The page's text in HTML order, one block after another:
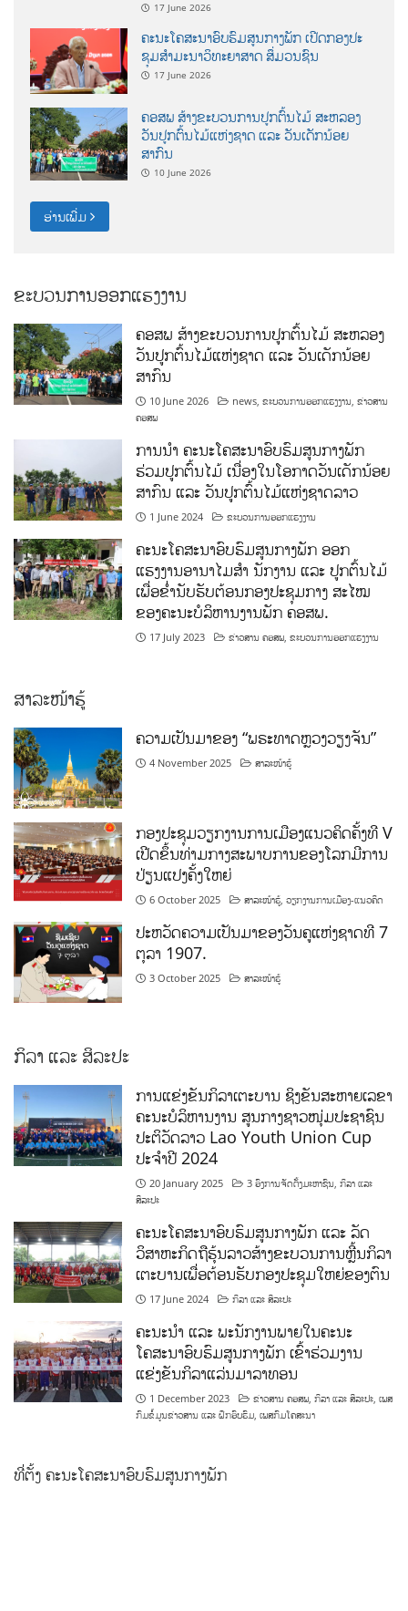
17 June 2026
ຄະນະໂຄສະນາອົບຮົມສູນກາງພັກ ເປີດກອງປະ
ຊຸມສຳມະນາວິທະຍາສາດ ສຶ່ມວນຊົນ
17 June 2026
ຄອສພ ສ້າງຂະບວນການປູກຕົ້ນໄມ້ ສະຫລອງ
ວັນປູກຕົ້ນໄມ້ແຫ່ງຊາດ ແລະ ວັນເດັກນ້ອຍ
ສາກົນ
10 June 2026
ອ່ານເພີ່ມ
ຂະບວນການອອກແຮງງານ
ຄອສພ ສ້າງຂະບວນການປູກຕົ້ນໄມ້ ສະຫລອງ
ວັນປູກຕົ້ນໄມ້ແຫ່ງຊາດ ແລະ ວັນເດັກນ້ອຍ
ສາກົນ
10 June 2026 news ,ຂະບວນການອອກແຮງງານ ,ຂ່າວສານ
ຄອສພ
ການນໍາ ຄະນະໂຄສະນາອົບຮົມສູນກາງພັກ
ຮ່ວມປູກຕົ້ນໄມ້ ເນື່ອງໃນໂອກາດວັນເດັກນ້ອຍ
ສາກົນ ແລະ ວັນປູກຕົ້ນໄມ້ແຫ່ງຊາດລາວ
1 June 2024 ຂະບວນການອອກແຮງງານ
ຄະນະໂຄສະນາອົບຮົມສູນກາງພັກ ອອກ
ແຮງງານອານາໄມສໍາ ນັກງານ ແລະ ປູກຕົ້ນໄມ້
ເພື່ອຂໍ່ານັບຮັບຕ້ອນກອງປະຊຸມກາງ ສະໄໝ
ຂອງຄະນະບໍລິຫານງານພັກ ຄອສພ.
17 July 2023 ຂ່າວສານ ຄອສພ ,ຂະບວນການອອກແຮງງານ
ສາລະໜ້າຮູ້
ຄວາມເປັນມາຂອງ “ພຣະທາດຫຼວງວຽງຈັນ”
4 November 2025 ສາລະໜ້າຮູ້
ກອງປະຊຸມວຽກງານການເມືອງແນວຄິດຄັ້ງທີ V
ເປີດຂຶ້ນທ່າມກາງສະພາບການຂອງໂລກມີການ
ປ່ຽນແປງຄັ້ງໃຫຍ່
6 October 2025 ສາລະໜ້າຮູ້ ,ວຽກງານການເມືອງ-ແນວຄິດ
ປະຫວັດຄວາມເປັນມາຂອງວັນຄູແຫ່ງຊາດທີ 7
ຕຸລາ 1907.
3 October 2025 ສາລະໜ້າຮູ້
ກິລາ ແລະ ສິລະປະ
ການແຂ່ງຂັນກິລາເຕະບານ ຊິງຂັນສະຫາຍເລຂາ
ຄະນະບໍລິຫານງານ ສູນກາງຊາວໜຸ່ມປະຊາຊົນ
ປະຕິວັດລາວ Lao Youth Union Cup
ປະຈຳປີ 2024
20 January 2025 3 ອົງການຈັດຕັ້ງມະຫາຊົນ,ກິລາ ແລະ
ສິລະປະ
ຄະນະໂຄສະນາອົບຮົມສູນກາງພັກ ແລະ ລັດ
ວິສາຫະກິດຖືຮຸ້ນລາວສ້າງຂະບວນການຫຼີ້ນກິລາ
ເຕະບານເພື່ອຕ້ອນຮັບກອງປະຊຸມໃຫຍ່ຂອງຕົນ
17 June 2024 ກິລາ ແລະ ສິລະປະ
ຄະນະນຳ ແລະ ພະນັກງານພາຍໃນຄະນະ
ໂຄສະນາອົບຮົມສູນກາງພັກ ເຂົ້າຮ່ວມງານ
ແຂ່ງຂັນກິລາແລ່ນມາລາທອນ
1 December 2023 ຂ່າວສານ ຄອສພ,ກິລາ ແລະ ສິລະປະ,ເພສ
ກົມຂໍ້ມູນຂ່າວສານ ແລະ ຝຶກອົບຮົມ,ເພສກົມໂຄສະນາ
ທີ່ຕັ້ງ ຄະນະໂຄສະນາອົບຮົມສູນກາງພັກ